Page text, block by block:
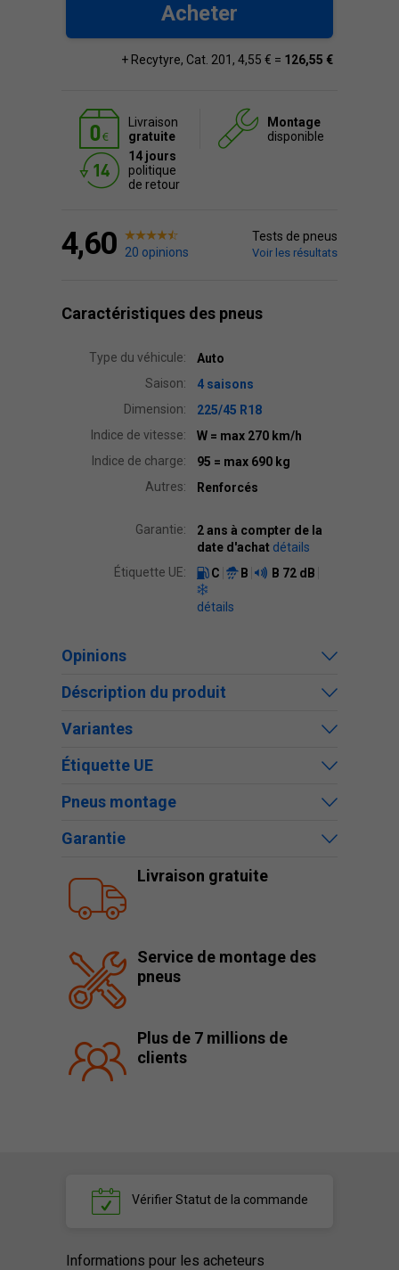
Acheter
+ Recytyre, Cat. 201, 4,55 € = 126,55 €
Livraison
gratuite
Montage
disponible
14 jours
politique
de retour
4,60 20 opinions
Tests de pneus
Voir les résultats
Caractéristiques des pneus
Type du véhicule:
Auto
Saison:
4 saisons
Dimension:
225/45 R18
Indice de vitesse:
W = max 270 km/h
Indice de charge:
95 = max 690 kg
Autres:
Renforcés
Garantie:
2 ans à compter de la
date d'achat détails
Étiquette UE:
C B B 72 dB
détails
Opinions
Déscription du produit
Variantes
Étiquette UE
Pneus montage
Garantie
Livraison gratuite
Service de montage des
pneus
Plus de 7 millions de
clients
VérifierStatut de la commande
Informations pour les acheteurs